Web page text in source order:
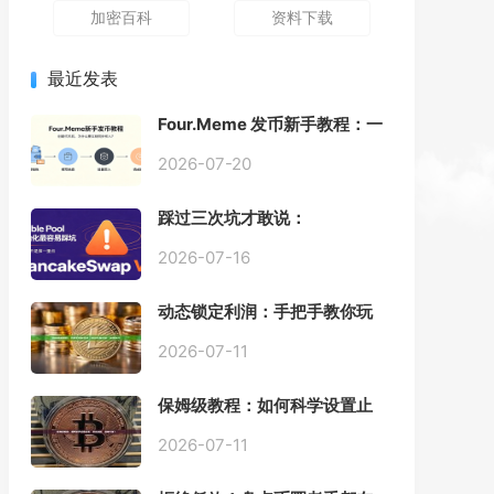
加密百科 资料下载
最近发表
Four.Meme 发币新手教程：一
动踩坑
2026-07-20
踩过三次坑才敢说：
Pool 最容易翻车的不是手续
2026-07-16
动态锁定利润：手把手教你玩
2026-07-11
保姆级教程：如何科学设置止
2026-07-11